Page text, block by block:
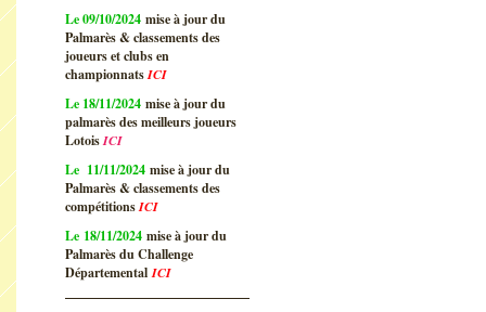
Le 09/10/2024 mise à jour du
Palmarès & classements des
joueurs et clubs en
championnatsICI
Le 18/11/2024 mise à jour du
palmarès des meilleurs joueurs
LotoisICI
Le 11/11/2024 mise à jour du
Palmarès & classements des
compétitionsICI
Le 18/11/2024 mise à jour du
Palmarès du Challenge
DépartementalICI